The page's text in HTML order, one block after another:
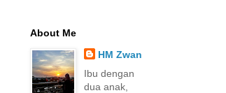
About Me
HM Zwan
Ibu dengan
dua anak,